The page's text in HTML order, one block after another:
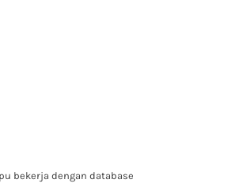
bekerja dengan database